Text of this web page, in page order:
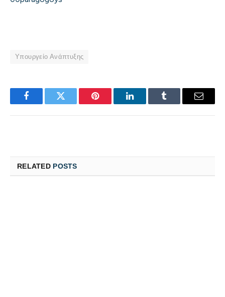
Υπουργείο Ανάπτυξης
FacebookTwitter Pinterest LinkedInTumblr Email
RELATED POSTS